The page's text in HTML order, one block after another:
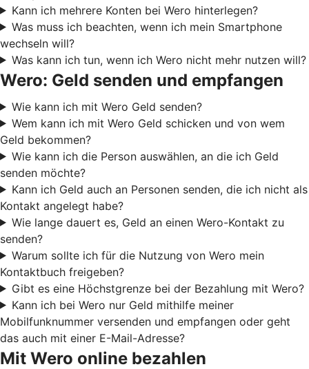
Kann ich mehrere Konten bei Wero hinterlegen?
Was muss ich beachten, wenn ich mein Smartphone
wechseln will?
Was kann ich tun, wenn ich Wero nicht mehr nutzen will?
Wero: Geld senden und empfangen
Wie kann ich mit Wero Geld senden?
Wem kann ich mit Wero Geld schicken und von wem
Geld bekommen?
Wie kann ich die Person auswählen, an die ich Geld
senden möchte?
Kann ich Geld auch an Personen senden, die ich nicht als
Kontakt angelegt habe?
Wie lange dauert es, Geld an einen Wero-Kontakt zu
senden?
Warum sollte ich für die Nutzung von Wero mein
Kontaktbuch freigeben?
Gibt es eine Höchstgrenze bei der Bezahlung mit Wero?
Kann ich bei Wero nur Geld mithilfe meiner
Mobilfunknummer versenden und empfangen oder geht
das auch mit einer E-Mail-Adresse?
Mit Wero online bezahlen